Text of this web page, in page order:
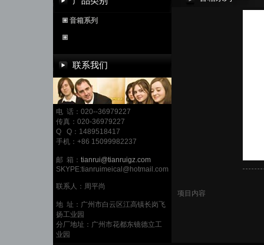
音箱系列
联系我们
电 话：020--36979227
传真：020-36979227
Q Q：1489518417
手机：+86 15099982237
邮 箱： tianrui@tianruigz.com
SKYPE:tianruimeical@hotmail.com
联系人：周平尚
地 址：广州市白云区江高镇长岗飞
扬工业园
分厂地址：广州市花都东镜德立工
业园
项目内容